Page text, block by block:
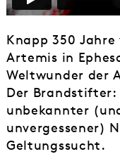
Knapp 350
Artemis in
Weltwunder der
Der
unbekannter
unvergessener)
Geltungssucht.